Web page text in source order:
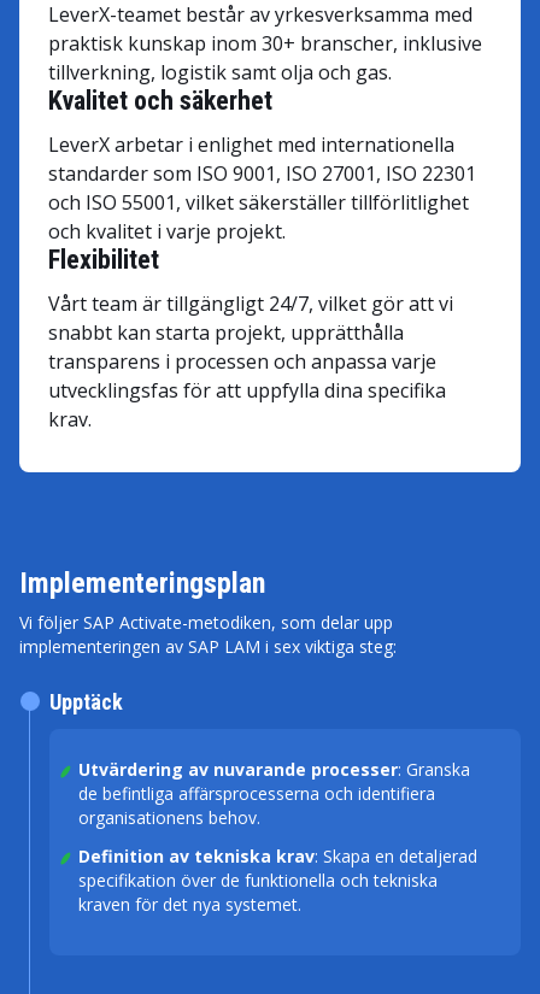
LeverX-teamet består av yrkesverksamma med
praktisk kunskap inom 30+ branscher, inklusive
tillverkning, logistik samt olja och gas.
Kvalitet och säkerhet
LeverX arbetar i enlighet med internationella
standarder som ISO 9001, ISO 27001, ISO 22301
och ISO 55001, vilket säkerställer tillförlitlighet
och kvalitet i varje projekt.
Flexibilitet
Vårt team är tillgängligt 24/7, vilket gör att vi
snabbt kan starta projekt, upprätthålla
transparens i processen och anpassa varje
utvecklingsfas för att uppfylla dina specifika
krav.
Implementeringsplan
Vi följer SAP Activate-metodiken, som delar upp
implementeringen av SAP LAM i sex viktiga steg:
Utvärdering av nuvarande processer: Granska
de befintliga affärsprocesserna och identifiera
organisationens behov.
Definition av tekniska krav: Skapa en detaljerad
specifikation över de funktionella och tekniska
kraven för det nya systemet.
Upptäck